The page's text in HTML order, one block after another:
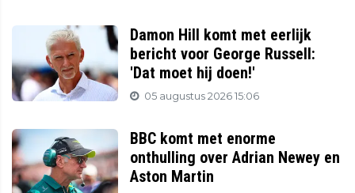
Damon Hill komt met eerlijk
bericht voor George Russell:
'Dat moet hij doen!'
05 augustus 2026 15:06
BBC komt met enorme
onthulling over Adrian Newey en
Aston Martin